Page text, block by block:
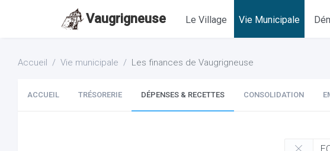
Vaugrigneuse Le Village Vie Municipale
Accueil Vie municipale Les finances de Vaugrigneuse
ACCUEIL TRÉSORERIE DÉPENSES & RECETTES CONSOLIDATION